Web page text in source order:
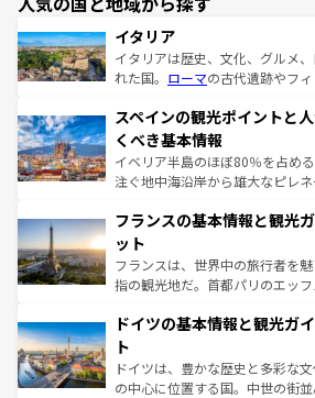
イタリア
イタリアは歴史、文化、グルメ
れた国。 ローマの古代遺跡やフ
ろん、トスカーナの美しい田園
景など、自然景観も見逃せない。
ピザやパスタなど、絶品のイタ
できる。朝目覚めてから夜眠る
なお、新着のイタリア情報はコ
しい。
スペインの観光ポイントと
くべき基本情報
イベリア半島のほぼ80％を占め
注ぐ地中海沿岸から雄大なピレ
文化が根付くこの国では、情熱
れる闘牛、そして美味しいタパス
る。首都マドリードの洗練され
アートに溢れた街角から、地方
せる。地方によって風土や気候
ンテンツ一覧 を参照してほしい。
フランスの基本情報と観光
ット
フランスは、世界中の旅行者を
指の観光地だ。首都パリのエッ
で、幅広い魅力が詰まっている
聖堂、美しいビーチ、そして豊か
から魅了する。また、フランス
れ、フランス料理はユネスコ無
ドイツの基本情報と観光ガ
ト
ドイツは、豊かな歴史と多彩な
の中心に位置する国。中世の街